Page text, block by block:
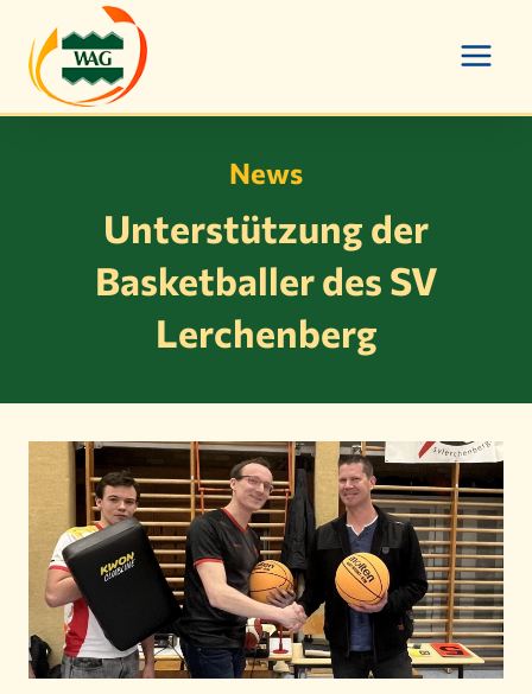
Inhalt
springen
News
Unterstützung der
Basketballer des SV
Lerchenberg